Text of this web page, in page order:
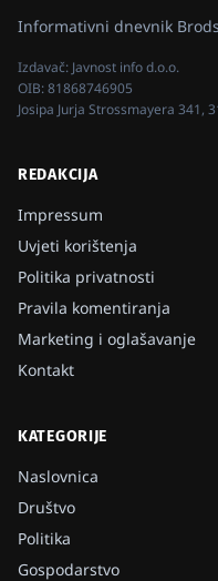
Informativni dnevnik
Izdavač: Javnost info d.o.o.
OIB:81868746905
Josipa Jurja Strossmayera 341,
REDAKCIJA
Impressum
Uvjeti korištenja
Politika privatnosti
Pravila komentiranja
Marketing i oglašavanje
Kontakt
KATEGORIJE
Naslovnica
Društvo
Politika
Gospodarstvo